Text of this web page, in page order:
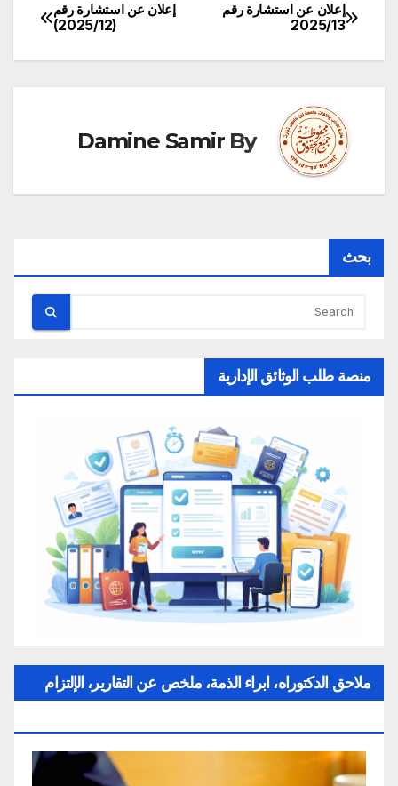
تصفّح
المقالات
إعلان عن استشارة رقم
(2025/12)
إعلان عن استشارة رقم
2025/13
By
Damine Samir
بحث
منصة طلب الوثائق الإدارية
ملاحق الدكتوراه، ابراء الذمة، ملخص عن التقارير، الإلتزام